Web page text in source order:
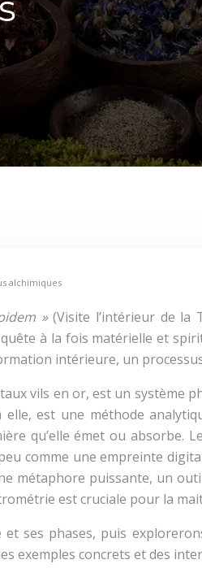
alchimiques
»(Visite l’intérieur de la
à la fois matérielle et
intérieure, un
vils en or, est un système
est une méthode
qu’elle émet ou
comme une empreinte
métaphore puissante, un
est cruciale pour la
et ses phases, puis
exemples concrets et des